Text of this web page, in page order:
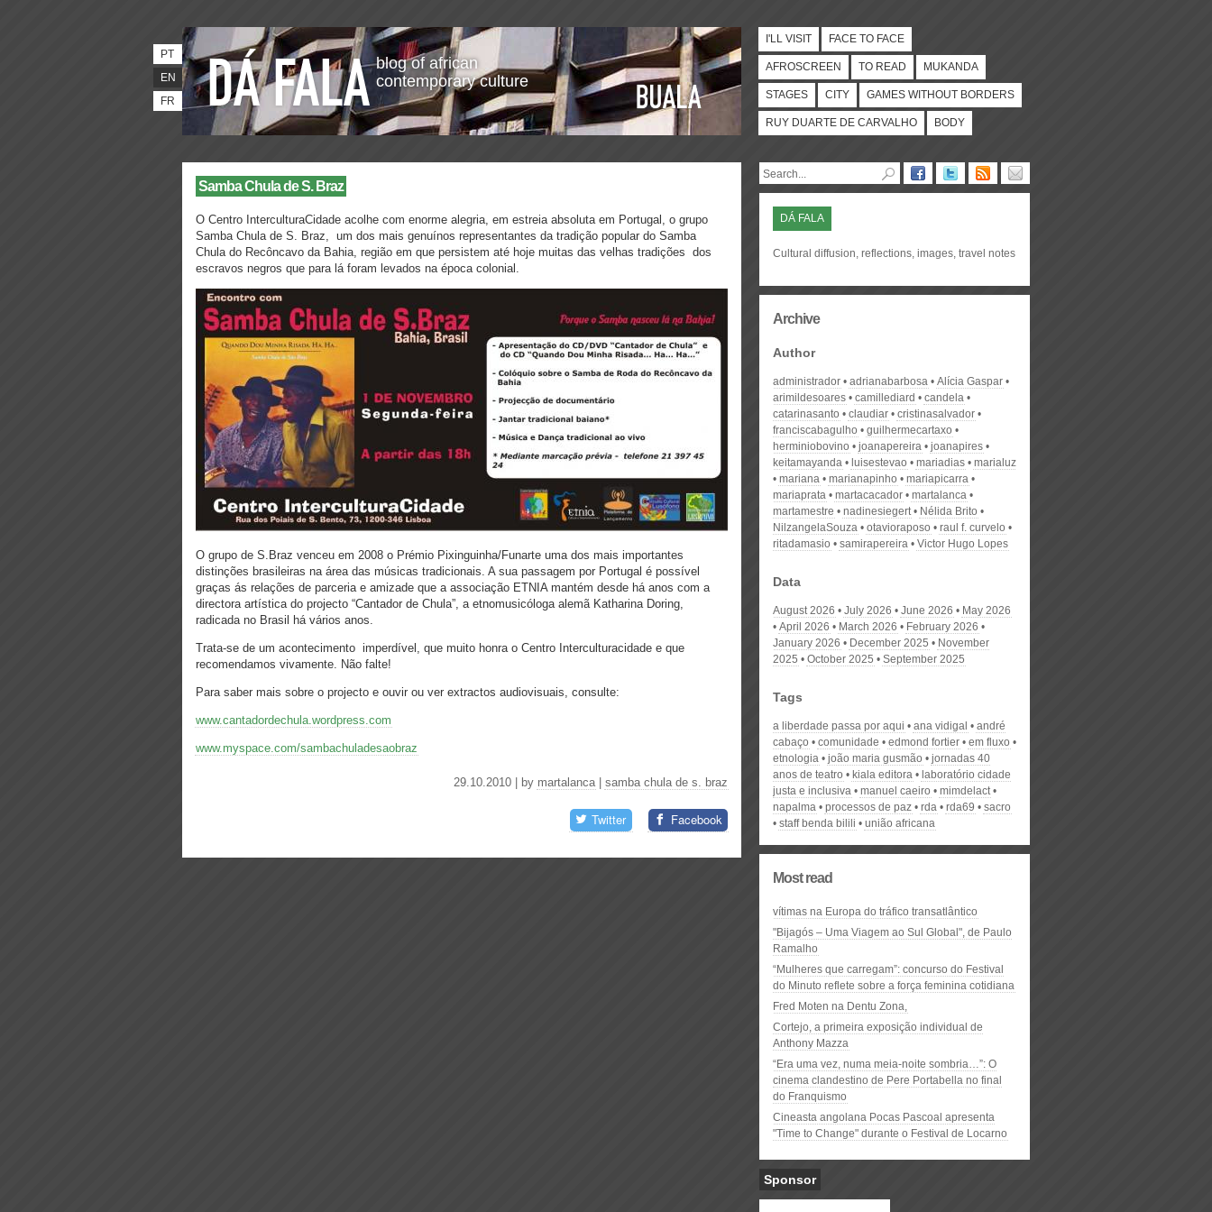
blog of african
contemporary culture
PT
EN
FR
I'LL VISIT FACE TO FACE
AFROSCREEN TO READ MUKANDA
STAGES CITY GAMES WITHOUT BORDERS
RUY DUARTE DE CARVALHO BODY
Samba Chula de S. Braz
O Centro InterculturaCidade acolhe com enorme alegria, em estreia absoluta em Portugal, o grupo
Samba Chula de S. Braz, um dos mais genuínos representantes da tradição popular do Samba
Chula do Recôncavo da Bahia, região em que persistem até hoje muitas das velhas tradições dos
escravos negros que para lá foram levados na época colonial.
O grupo de S.Braz venceu em 2008 o Prémio Pixinguinha/Funarte uma dos mais importantes
distinções brasileiras na área das músicas tradicionais. A sua passagem por Portugal é possível
graças ás relações de parceria e amizade que a associação ETNIA mantém desde há anos com a
directora artística do projecto “Cantador de Chula”, a etnomusicóloga alemã Katharina Doring,
radicada no Brasil há vários anos.
Trata-se de um acontecimento imperdível, que muito honra o Centro Interculturacidade e que
recomendamos vivamente. Não falte!
Para saber mais sobre o projecto e ouvir ou ver extractos audiovisuais, consulte:
www.cantadordechula.wordpress.com
www.myspace.com/sambachuladesaobraz
29.10.2010 | by martalanca| samba chula de s. braz
Twitter Facebook
DÁ FALA
Cultural diffusion, reflections, images, travel notes
Archive
Author
administrador adrianabarbosa
Alícia Gaspar
arimildesoares
camillediard
candela
catarinasanto
claudiar
cristinasalvador
franciscabagulho
guilhermecartaxo
herminiobovino
joanapereira
joanapires
keitamayanda
luisestevao mariadias
marialuz
mariana
marianapinho
mariapicarra
mariaprata
martacacador
martalanca
martamestre
nadinesiegert
Nélida Brito
NilzangelaSouza
otavioraposo
raul f. curvelo
ritadamasio
samirapereira Victor Hugo Lopes
Data
August 2026 July 2026 June 2026
May 2026
April 2026
March 2026
February 2026
January 2026
December 2025
November
2025
October 2025 September 2025
Tags
a liberdade passa por aqui ana vidigal
andré
cabaço
comunidade edmond fortier
em fluxo
etnologia
joão maria gusmão
jornadas 40
anos de teatro
kiala editora
laboratório cidade
justa e inclusiva
manuel caeiro
mimdelact
napalma
processos de paz rda rda69
sacro
staff benda bilili
união africana
Most read
vítimas na Europa do tráfico transatlântico
"Bijagós – Uma Viagem ao Sul Global", de Paulo
Ramalho
“Mulheres que carregam”: concurso do Festival
do Minuto reflete sobre a força feminina cotidiana
Fred Moten na Dentu Zona,
Cortejo, a primeira exposição individual de
Anthony Mazza
“Era uma vez, numa meia-noite sombria…”: O
cinema clandestino de Pere Portabella no final
do Franquismo
Cineasta angolana Pocas Pascoal apresenta
"Time to Change" durante o Festival de Locarno
Sponsor